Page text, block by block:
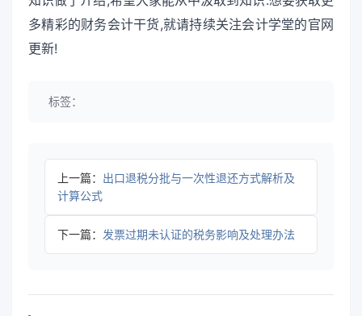
多精彩的财务会计干货,就请持续关注会计学堂的官网
更新!
标签：
上一篇： 出口退税分批与一次性退还方式解析及
计算公式
下一篇： 发票过期未认证的税务影响及处理办法